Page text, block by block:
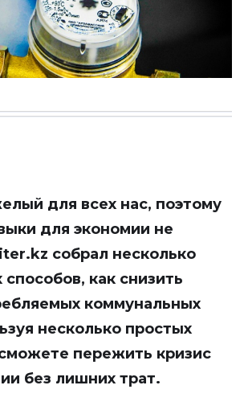
для всех нас, поэтому
для экономии не
собрал несколько
как снизить
коммунальных
несколько простых
пережить кризис
без лишних трат.